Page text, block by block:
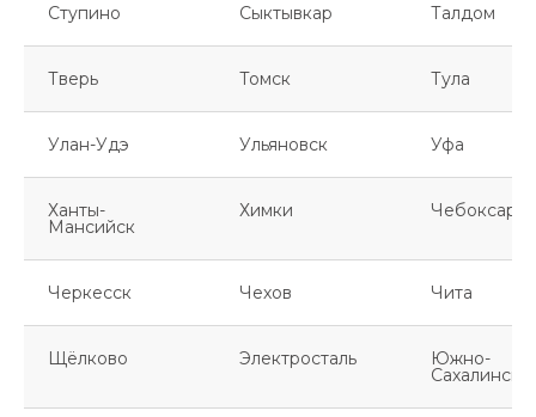
Ступино Сыктывкар Талдом
Тверь Томск Тула
Улан-Удэ Ульяновск Уфа
Ханты-
Мансийск
Химки Чебоксары
Черкесск Чехов Чита
Щёлково Электросталь Южно-
Сахалинск